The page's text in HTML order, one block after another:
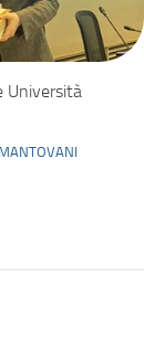
Università